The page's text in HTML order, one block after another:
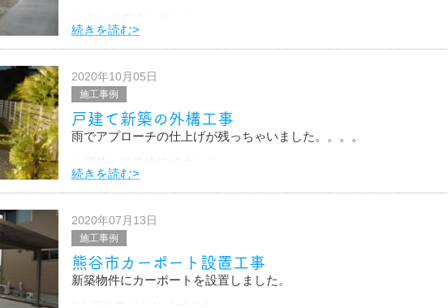
大変お待たせしましたm(_ _)m
ありがとうございました
続きを読む>
2020年10月05日
施工事例
戸建て新築の外構工事
雨でアプローチの仕上げが残っちゃいました。。。。
続きを読む>
2020年07月13日
施工事例
熊谷市カーポート設置工事
新築物件にカーポートを設置しました。